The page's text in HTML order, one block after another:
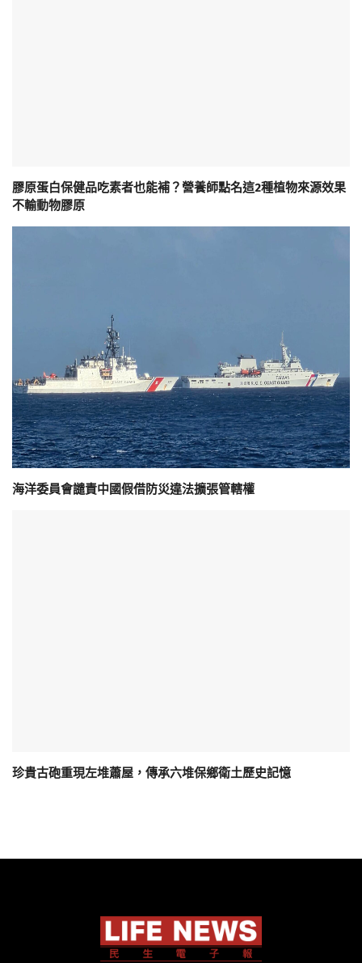
膠原蛋白保健品吃素者也能補？營養師點名這2種植物來源效果
不輸動物膠原
海洋委員會譴責中國假借防災違法擴張管轄權
珍貴古砲重現左堆蕭屋，傳承六堆保鄉衛土歷史記憶